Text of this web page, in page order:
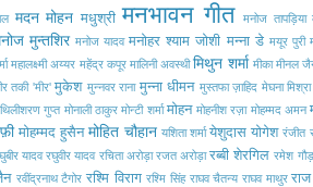
मदन मोहन मधुश्री मनभावन गीत मनोज तापड़िया
मुन्तशिर मनोज यादव मनोहर श्याम जोशी मन्ना डे मयूर पुरी
महालक्ष्मी अय्यर महेंद्र कपूर मालिनी अवस्थी मिथुन शर्मा मीका मीनल
तकी 'मीर' मुकेश मुन्नवर राना मुन्ना धीमन मुस्तफा ज़ाहिद मेघना मिश्रा
गुप्त मोनाली ठाकुर मोन्टी शर्मा मोहन मोहनीश रज़ा मोहम्मद अमन
मोहम्मद हुसैन मोहित चौहान यशिता शर्मा येशुदास योगेश रंजीत
यादव रघुवीर यादव रचिता अरोड़ा रजत अरोड़ा रब्बी शेरगिल रमेश गौड़
रवींद्रनाथ टैगोर रश्मि विराग रश्मि सिंह राघव चैतन्य राघव माथुर